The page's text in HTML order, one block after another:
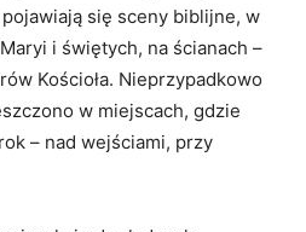
się sceny biblijne, w
i świętych, na ścianach –
Kościoła. Nieprzypadkowo
w miejscach, gdzie
– nad wejściami, przy